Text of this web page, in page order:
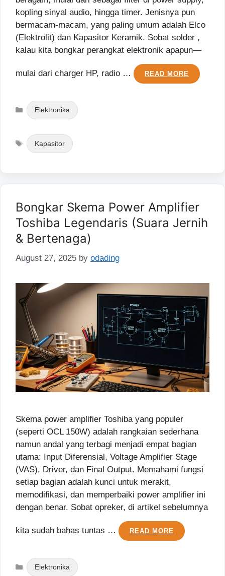
kopling sinyal audio, hingga timer. Jenisnya pun
bermacam-macam, yang paling umum adalah Elco
(Elektrolit) dan Kapasitor Keramik. Sobat solder ,
kalau kita bongkar perangkat elektronik apapun—
mulai dari charger HP, radio … READ MORE
Categories
Elektronika
Tags
Kapasitor
Bongkar Skema Power Amplifier
Toshiba Legendaris (Suara Jernih
& Bertenaga)
August 27, 2025 by odading
Skema power amplifier Toshiba yang populer
(seperti OCL 150W) adalah rangkaian sederhana
namun andal yang terbagi menjadi empat bagian
utama: Input Diferensial, Voltage Amplifier Stage
(VAS), Driver, dan Final Output. Memahami fungsi
setiap bagian adalah kunci untuk merakit,
memodifikasi, dan memperbaiki power amplifier ini
dengan benar. Sobat opreker, di artikel sebelumnya
kita sudah bahas tuntas … READ MORE
Categories
Elektronika